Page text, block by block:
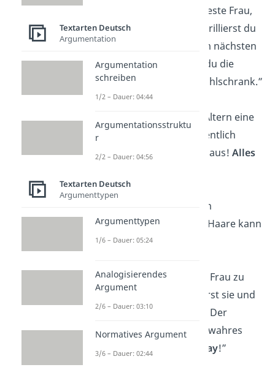
die bemerkenswerteste Frau,
die ich kenne: Mal brillierst du
mit Verstand und im nächsten
Augenblick findest du die
Autoschlüssel im Kühlschrank.”
“Man sagt ja, dass Altern eine
Kopfsache ist. Hoffentlich
breitet es sich nicht aus! Alles
„Sei nicht traurig am
Geburtstag
: Graue Haare kann
man färben!“
“Um das Alter einer Frau zu
erfahren, frage zuerst sie und
dann ihre Freundin. Der
Durchschnitt ist ihr wahres
Alter.Happy Birthday!”
Textarten Deutsch
Argumentation
Argumentation
schreiben
1/2 – Dauer: 04:44
Argumentationsstruktu
r
2/2 – Dauer: 04:56
Textarten Deutsch
Argumenttypen
Argumenttypen
1/6 – Dauer: 05:24
Analogisierendes
Argument
2/6 – Dauer: 03:10
Normatives Argument
3/6 – Dauer: 02:44